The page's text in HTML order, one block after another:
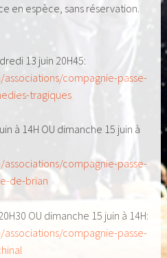
en espèce, sans réservation.
13 juin 20H45:
compagnie-passe-
tragiques
à 14H OU dimanche 15 juin à
compagnie-passe-
de-brian
OU dimanche 15 juin à 14H:
compagnie-passe-